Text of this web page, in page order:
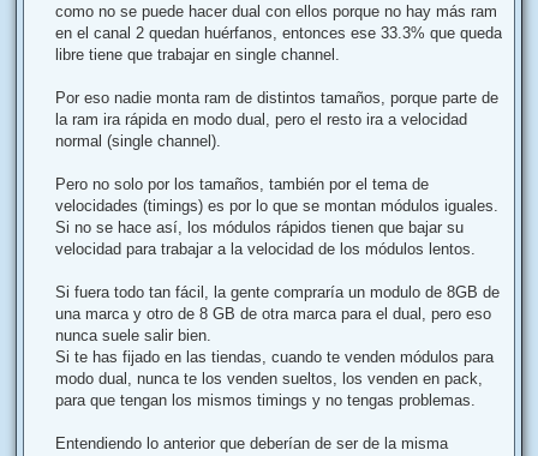
como no se puede hacer dual con ellos porque no hay más ram
en el canal 2 quedan huérfanos, entonces ese 33.3% que queda
libre tiene que trabajar en single channel.
Por eso nadie monta ram de distintos tamaños, porque parte de
la ram ira rápida en modo dual, pero el resto ira a velocidad
normal (single channel).
Pero no solo por los tamaños, también por el tema de
velocidades (timings) es por lo que se montan módulos iguales.
Si no se hace así, los módulos rápidos tienen que bajar su
velocidad para trabajar a la velocidad de los módulos lentos.
Si fuera todo tan fácil, la gente compraría un modulo de 8GB de
una marca y otro de 8 GB de otra marca para el dual, pero eso
nunca suele salir bien.
Si te has fijado en las tiendas, cuando te venden módulos para
modo dual, nunca te los venden sueltos, los venden en pack,
para que tengan los mismos timings y no tengas problemas.
Entendiendo lo anterior que deberían de ser de la misma